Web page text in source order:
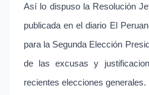
Así lo dispuso la Resolución
publicada en el diario El
para la Segunda Elección
de las excusas y
recientes elecciones generales.